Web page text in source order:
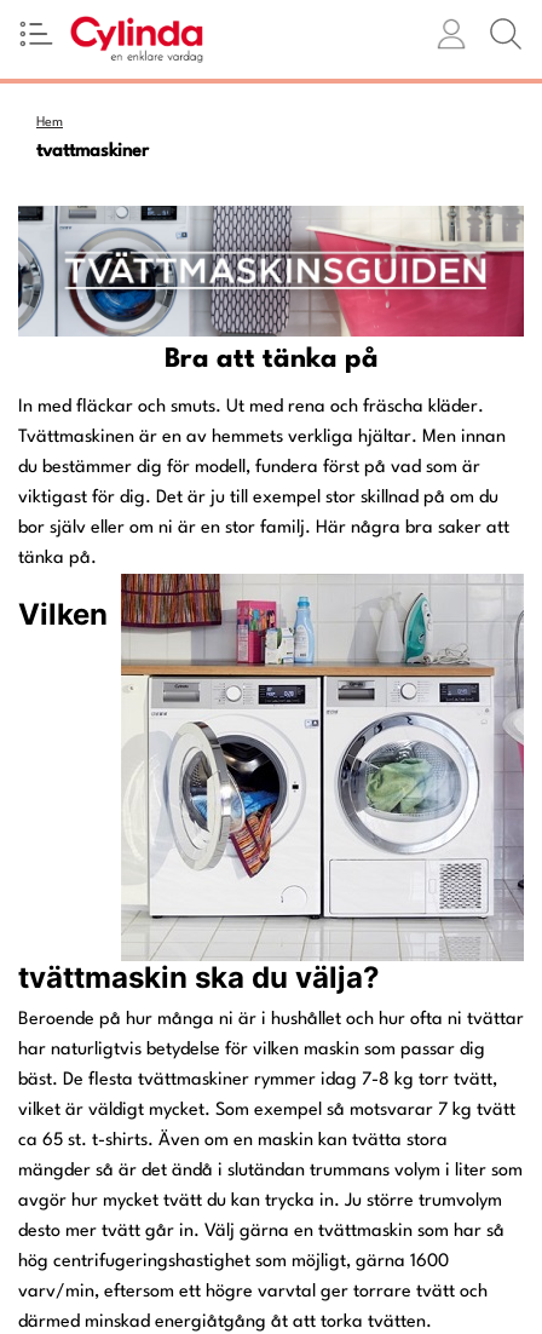
Hem
tvattmaskiner
Bra att tänka på
In med fläckar och smuts. Ut med rena och fräscha kläder.
Tvättmaskinen är en av hemmets verkliga hjältar. Men innan
du bestämmer dig för modell, fundera först på vad som är
viktigast för dig. Det är ju till exempel stor skillnad på om du
bor själv eller om ni är en stor familj. Här några bra saker att
tänka på.
Vilken
tvättmaskin ska du välja?
Beroende på hur många ni är i hushållet och hur ofta ni tvättar
har naturligtvis betydelse för vilken maskin som passar dig
bäst. De flesta tvättmaskiner rymmer idag 7-8 kg torr tvätt,
vilket är väldigt mycket. Som exempel så motsvarar 7 kg tvätt
ca 65 st. t-shirts. Även om en maskin kan tvätta stora
mängder så är det ändå i slutändan trummans volym i liter som
avgör hur mycket tvätt du kan trycka in. Ju större trumvolym
desto mer tvätt går in. Välj gärna en tvättmaskin som har så
hög centrifugeringshastighet som möjligt, gärna 1600
varv/min, eftersom ett högre varvtal ger torrare tvätt och
därmed minskad energiåtgång åt att torka tvätten.